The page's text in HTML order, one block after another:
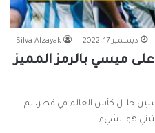
Silva Alzayak ديسمبر 17, 2022
ميسي بالرمز المميز
خلال كأس العالم في قطر، لم
هو الشيء…